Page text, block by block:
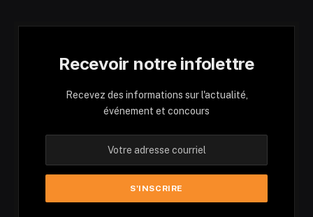
Recevoir notre infolettre
Recevez des informations sur l'actualité,
événement et concours